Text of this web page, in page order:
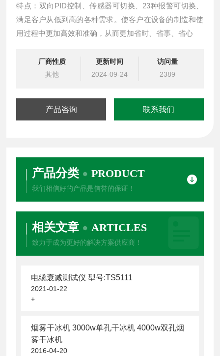
特点：双向PID控制、传感器可切换、23种报警可切换、
满足客户从低到高的各种需求。使客户在设备的制造和使
用过程中更加高效和准确，从而更加省时、省事、省心
厂商性质
其他
更新时间
2024-09-24
访问量
2389
产品咨询 联系我们
产品分类 PRODUCT
我们相信好的产品是信誉的保证！
相关文章 ARTICLES
致力于成为更好的解决方案供应商！
电缆衰减测试仪 型号:TS5111
2021-01-22
+
烟雾干冰机 3000w单孔干冰机 4000w双孔烟
雾干冰机
2016-04-20